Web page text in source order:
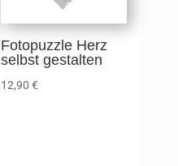
Fotopuzzle Herz
selbst gestalten
12,90€